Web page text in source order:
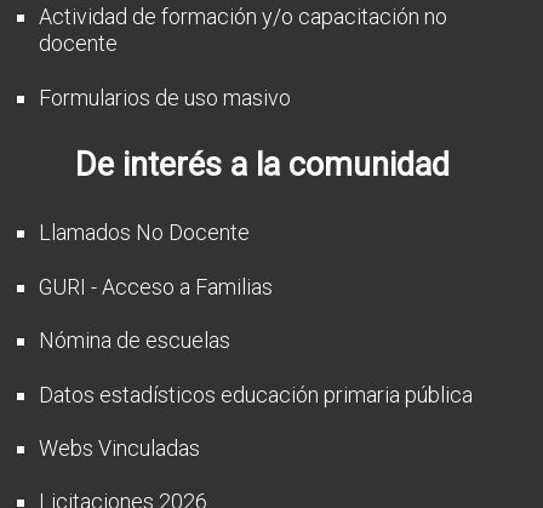
Actividad de formación y/o capacitación no
docente
Formularios de uso masivo
De interés a la comunidad
Llamados No Docente
GURI - Acceso a Familias
Nómina de escuelas
Datos estadísticos educación primaria pública
Webs Vinculadas
Licitaciones 2026